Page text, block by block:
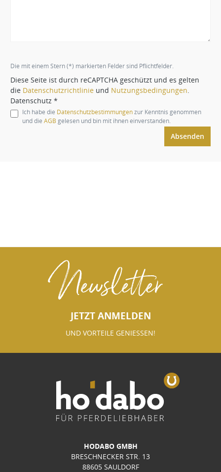
Die mit einem Stern (*) markierten Felder sind Pflichtfelder.
Diese Seite ist durch reCAPTCHA geschützt und es gelten
die Datenschutzrichtlinie und Nutzungsbedingungen
Datenschutz *
Ich habe die Datenschutzbestimmungenzur Kenntnis genommen
und die AGB gelesen und bin mit ihnen einverstanden.
Absenden
Newsletter
JETZT ANMELDEN
UND VORTEILE GENIESSEN!
HODABO GMBH
BRESCHNECKER STR. 13
88605 SAULDORF